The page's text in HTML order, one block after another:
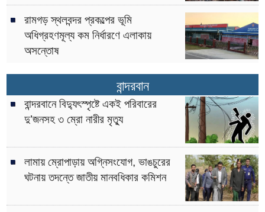
রামগড় স্থলবন্দর প্রকল্পের ভূমি
অধিগ্রহণমূল্য কম নির্ধারণে এলাকায়
অসন্তোষ
বান্দরবান
বান্দরবানে বিদ্যুৎস্পৃষ্টে একই পরিবারের
দু’জনসহ ৩ ম্রো নারীর মৃত্যু
লামায় ম্রোপাড়ায় অগ্নিসংযোগ, ভাঙচুরের
ঘটনায় তদন্তে জাতীয় মানবধিকার কমিশন